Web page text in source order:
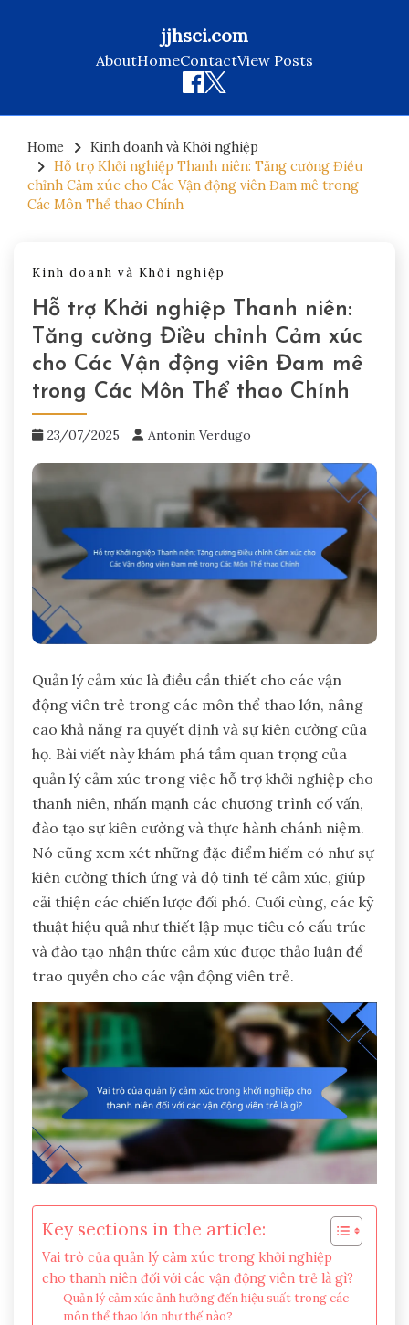
jjhsci.com
AboutHomeContactView Posts
content
Home
Kinh doanh và Khởi nghiệp
Hỗ trợ Khởi nghiệp Thanh niên: Tăng cường Điều
chỉnh Cảm xúc cho Các Vận động viên Đam mê trong
Các Môn Thể thao Chính
Kinh doanh và Khởi nghiệp
Hỗ trợ Khởi nghiệp Thanh niên:
Tăng cường Điều chỉnh Cảm xúc
cho Các Vận động viên Đam mê
trong Các Môn Thể thao Chính
23/07/2025 Antonin Verdugo
Quản lý cảm xúc là điều cần thiết cho các vận
động viên trẻ trong các môn thể thao lớn, nâng
cao khả năng ra quyết định và sự kiên cường của
họ. Bài viết này khám phá tầm quan trọng của
quản lý cảm xúc trong việc hỗ trợ khởi nghiệp cho
thanh niên, nhấn mạnh các chương trình cố vấn,
đào tạo sự kiên cường và thực hành chánh niệm.
Nó cũng xem xét những đặc điểm hiếm có như sự
kiên cường thích ứng và độ tinh tế cảm xúc, giúp
cải thiện các chiến lược đối phó. Cuối cùng, các kỹ
thuật hiệu quả như thiết lập mục tiêu có cấu trúc
và đào tạo nhận thức cảm xúc được thảo luận để
trao quyền cho các vận động viên trẻ.
Key sections in the article:
Vai trò của quản lý cảm xúc trong khởi nghiệp
cho thanh niên đối với các vận động viên trẻ là gì?
Quản lý cảm xúc ảnh hưởng đến hiệu suất trong các
môn thể thao lớn như thế nào?